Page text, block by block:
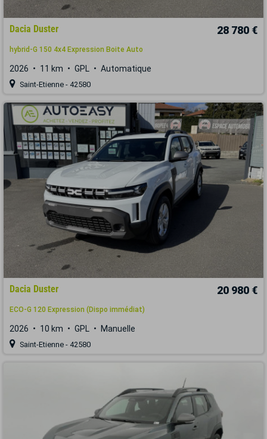
Dacia Duster 28 780 €
hybrid-G 150 4x4 Expression Boite Auto
2026 11 km GPL Automatique
Saint-Etienne - 42580
Dacia Duster 20 980 €
ECO-G 120 Expression (Dispo immédiat)
2026 10 km GPL Manuelle
Saint-Etienne - 42580